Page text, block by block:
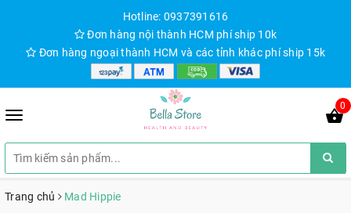
Hotline: 0937391616
Đơn hàng nội thành HCM phí ship 10k
Đơn hàng ngoại thành HCM và các tỉnh khác phí ship 15k
0
Trang chủ Mad Hippie